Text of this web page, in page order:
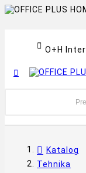
 O+H

Katalog
Tehnika